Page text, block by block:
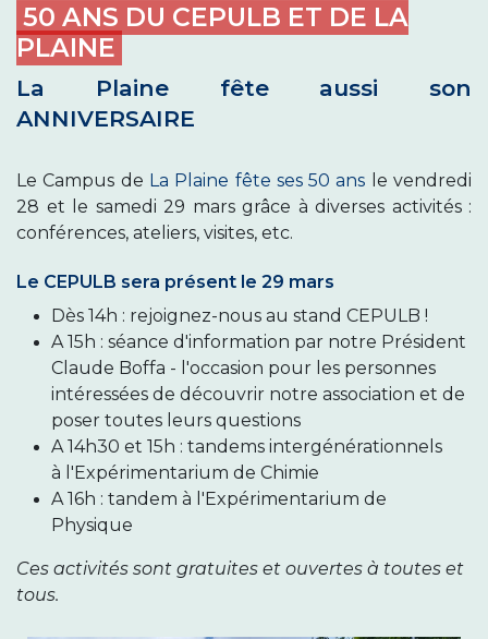
50 ANS DU CEPULB ET DE LA
PLAINE
La Plaine fête aussi son
ANNIVERSAIRE
Le Campus de La Plaine fête ses 50 ans le vendredi
28 et le samedi 29 mars grâce à diverses activités :
conférences, ateliers, visites, etc.
Le CEPULB sera présent le 29 mars
Dès 14h : rejoignez-nous au stand CEPULB !
A 15h : séance d'information par notre Président
Claude Boffa - l'occasion pour les personnes
intéressées de découvrir notre association et de
poser toutes leurs questions
A 14h30 et 15h : tandems intergénérationnels
à l'Expérimentarium de Chimie
A 16h : tandem à l'Expérimentarium de
Physique
Ces activités sont gratuites et ouvertes à toutes et
tous.